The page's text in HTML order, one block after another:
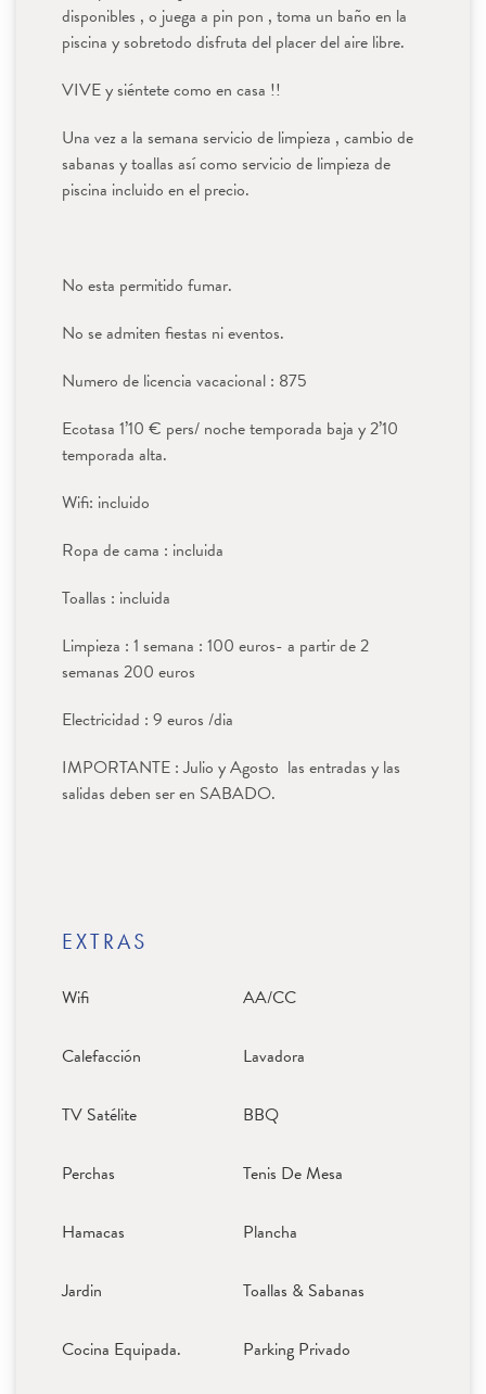
disponibles , o juega a pin pon , toma un baño en la
piscina y sobretodo disfruta del placer del aire libre.
VIVE y siéntete como en casa !!
Una vez a la semana servicio de limpieza , cambio de
sabanas y toallas así como servicio de limpieza de
piscina incluido en el precio.
No esta permitido fumar.
No se admiten fiestas ni eventos.
Numero de licencia vacacional : 875
Ecotasa 1’10 € pers/ noche temporada baja y 2’10
temporada alta.
Wifi: incluido
Ropa de cama : incluida
Toallas : incluida
Limpieza : 1 semana : 100 euros- a partir de 2
semanas 200 euros
Electricidad : 9 euros /dia
IMPORTANTE : Julio y Agosto las entradas y las
salidas deben ser en SABADO.
EXTRAS
Wifi AA/CC
Calefacción Lavadora
TV Satélite BBQ
Perchas Tenis De Mesa
Hamacas Plancha
Jardin Toallas & Sabanas
Cocina Equipada. Parking Privado